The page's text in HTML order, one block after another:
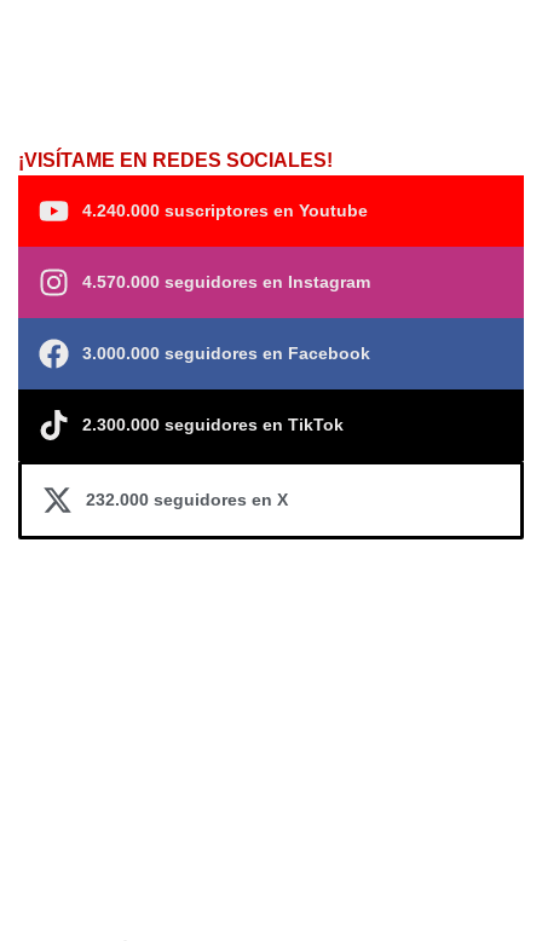
¡VISÍTAME EN REDES SOCIALES!
4.240.000 suscriptores en Youtube
4.570.000 seguidores en Instagram
3.000.000 seguidores en Facebook
2.300.000 seguidores en TikTok
232.000 seguidores en X